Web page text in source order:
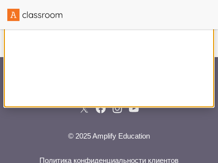
© 2025 Amplify Education
Политика конфиденциальности клиентов